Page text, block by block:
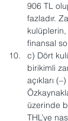
906 TL
fazladır.
finansal
c) Dört
birikimli
açıkları
üzerinde
THL’ye